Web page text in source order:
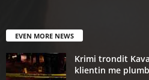
EVEN MORE NEWS
Krimi trondit
klientin me